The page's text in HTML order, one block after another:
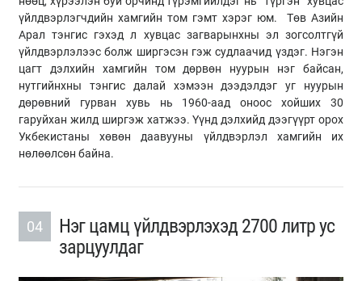
үйлдвэрлэгчдийн хамгийн том гэмт хэрэг юм. Төв Азийн
Арал тэнгис гэхэд л хувцас загварынхны эл зогсолтгүй
үйлдвэрлэлээс болж ширгэсэн гэж судлаачид үздэг. Нэгэн
цагт дэлхийн хамгийн том дөрвөн нуурын нэг байсан,
нутгийнхны тэнгис далай хэмээн дээдэлдэг уг нуурын
дөрөвний гурван хувь нь 1960-аад оноос хойших 30
гаруйхан жилд ширгэж хатжээ. Үүнд дэлхийд дээгүүрт орох
Укбекистаны хөвөн даавууны үйлдвэрлэл хамгийн их
нөлөөлсөн байна.
04
Нэг цамц үйлдвэрлэхэд 2700 литр ус
зарцуулдаг